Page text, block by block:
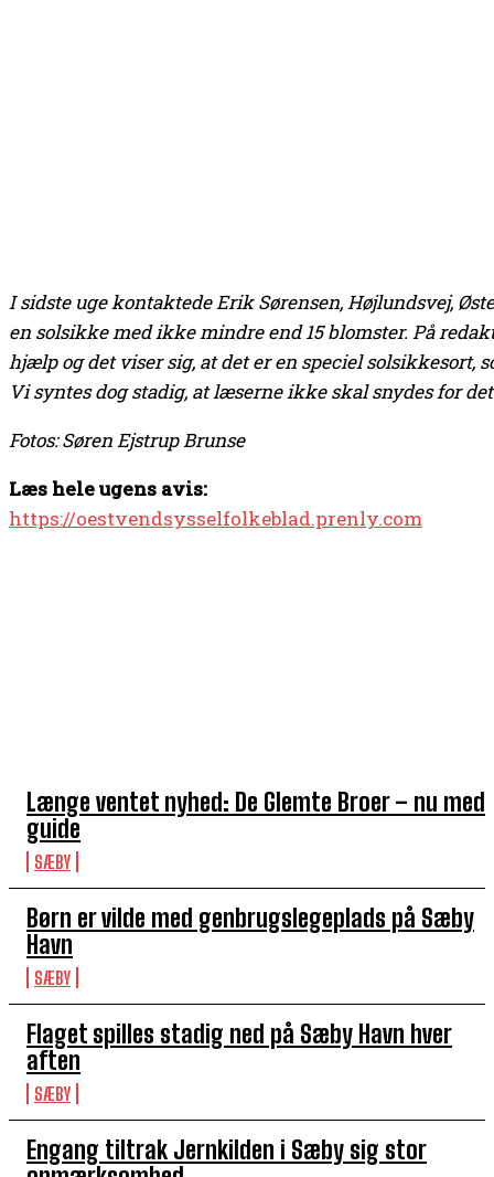
Længe ventet nyhed: De Glemte Broer – nu med
guide
SÆBY
Børn er vilde med genbrugslegeplads på Sæby
Havn
SÆBY
Flaget spilles stadig ned på Sæby Havn hver
aften
SÆBY
Engang tiltrak Jernkilden i Sæby sig stor
I sidste uge kontaktede Erik Sørensen, Højlundsvej,
en solsikke med ikke mindre end 15 blomster. På
hjælp og det viser sig, at det er en speciel solsikkesort,
Vi syntes dog stadig, at læserne ikke skal snydes for
Fotos: Søren Ejstrup Brunse
Læs hele ugens avis:
https://oestvendsysselfolkeblad.prenly.com